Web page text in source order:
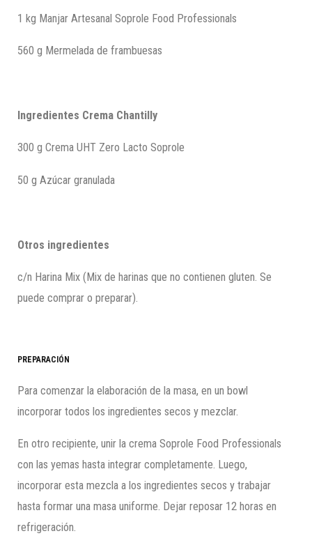
1 kg Manjar Artesanal Soprole Food Professionals
560 g Mermelada de frambuesas
Ingredientes Crema Chantilly
300 g Crema UHT Zero Lacto Soprole
50 g Azúcar granulada
Otros ingredientes
c/n Harina Mix (Mix de harinas que no contienen gluten. Se
puede comprar o preparar).
PREPARACIÓN
Para comenzar la elaboración de la masa, en un bowl
incorporar todos los ingredientes secos y mezclar.
En otro recipiente, unir la crema Soprole Food Professionals
con las yemas hasta integrar completamente. Luego,
incorporar esta mezcla a los ingredientes secos y trabajar
hasta formar una masa uniforme. Dejar reposar 12 horas en
refrigeración.